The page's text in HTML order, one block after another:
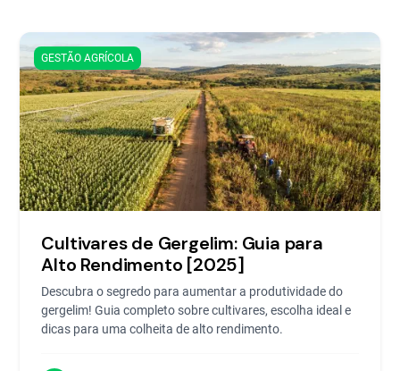
GESTÃO AGRÍCOLA
Cultivares de Gergelim: Guia para
Alto Rendimento [2025]
Descubra o segredo para aumentar a produtividade do
gergelim! Guia completo sobre cultivares, escolha ideal e
dicas para uma colheita de alto rendimento.